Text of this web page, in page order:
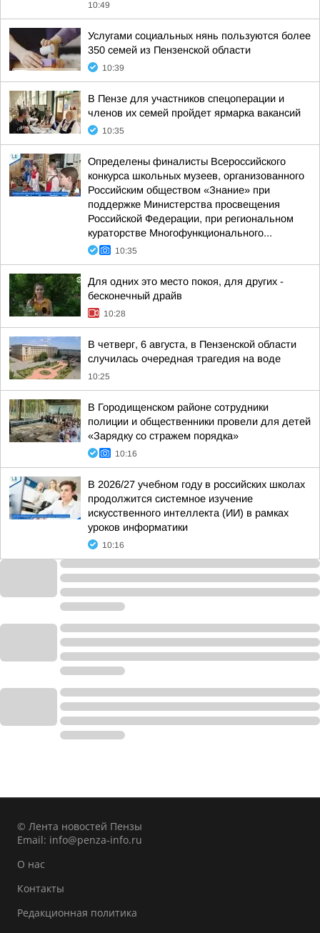
10:49
Услугами социальных нянь пользуются более
350 семей из Пензенской области
10:39
В Пензе для участников спецоперации и
членов их семей пройдет ярмарка вакансий
10:35
Определены финалисты Всероссийского
конкурса школьных музеев, организованного
Российским обществом «Знание» при
поддержке Министерства просвещения
Российской Федерации, при региональном
кураторстве Многофункционального...
10:35
Для одних это место покоя, для других -
бесконечный драйв
10:28
В четверг, 6 августа, в Пензенской области
случилась очередная трагедия на воде
10:25
В Городищенском районе сотрудники
полиции и общественники провели для детей
«Зарядку со стражем порядка»
10:16
В 2026/27 учебном году в российских школах
продолжится системное изучение
искусственного интеллекта (ИИ) в рамках
уроков информатики
10:16
© Лента новостей Пензы
Email: info@penza-info.ru
О нас
Контакты
Редакционная политика